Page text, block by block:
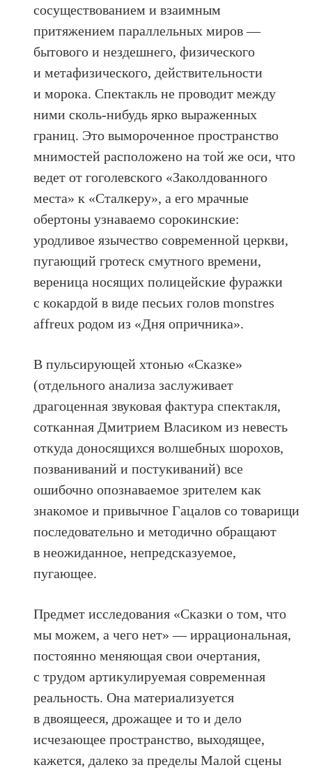
сосуществованием и взаимным
притяжением параллельных миров —
бытового и нездешнего, физического
и метафизического, действительности
и морока. Спектакль не проводит между
ними сколь-нибудь ярко выраженных
границ. Это вымороченное пространство
мнимостей расположено на той же оси, что
ведет от гоголевского «Заколдованного
места» к «Сталкеру», а его мрачные
обертоны узнаваемо сорокинские:
уродливое язычество современной церкви,
пугающий гротеск смутного времени,
вереница носящих полицейские фуражки
с кокардой в виде песьих голов monstres
affreux родом из «Дня опричника».
В пульсирующей хтонью «Сказке»
(отдельного анализа заслуживает
драгоценная звуковая фактура спектакля,
сотканная Дмитрием Власиком из невесть
откуда доносящихся волшебных шорохов,
позваниваний и постукиваний) все
ошибочно опознаваемое зрителем как
знакомое и привычное Гацалов со товарищи
последовательно и методично обращают
в неожиданное, непредсказуемое,
пугающее.
Предмет исследования «Сказки о том, что
мы можем, а чего нет» — иррациональная,
постоянно меняющая свои очертания,
с трудом артикулируемая современная
реальность. Она материализуется
в двоящееся, дрожащее и то и дело
исчезающее пространство, выходящее,
кажется, далеко за пределы Малой сцены